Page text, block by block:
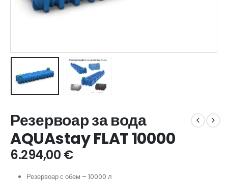
Резервоар за вода
AQUAstay FLAT 10000
6.294,00 €
Резервоар с обем – 10000 л